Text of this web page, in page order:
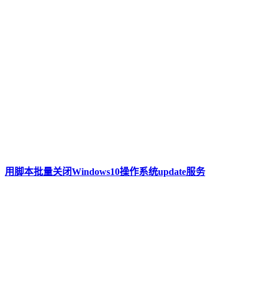
用脚本批量关闭Windows10操作系统update服务